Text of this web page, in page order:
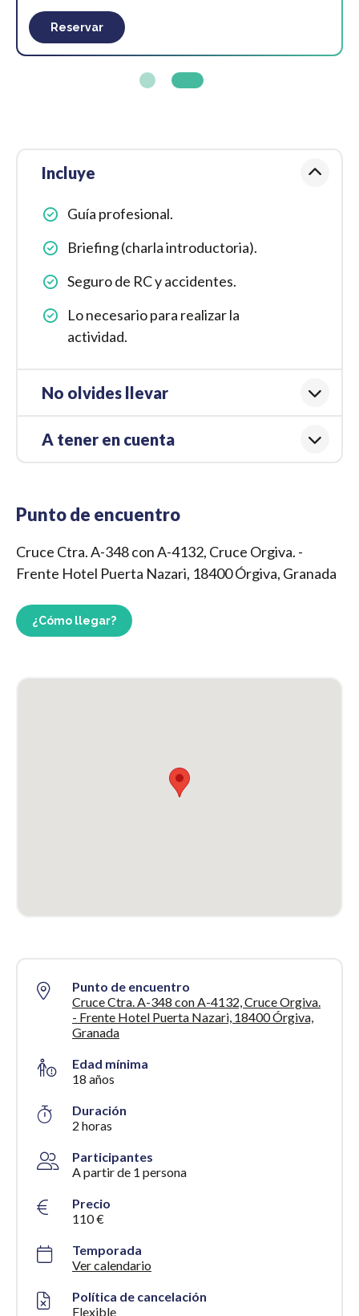
Reservar
Incluye
Guía profesional.
Briefing (charla introductoria).
Seguro de RC y accidentes.
Lo necesario para realizar la
actividad.
No olvides llevar
A tener en cuenta
Punto de encuentro
Cruce Ctra. A-348 con A-4132, Cruce Orgiva. -
Frente Hotel Puerta Nazari, 18400 Órgiva, Granada
¿Cómo llegar?
Punto de encuentro
Cruce Ctra. A-348 con A-4132, Cruce Orgiva.
- Frente Hotel Puerta Nazari, 18400 Órgiva,
Granada
Edad mínima
18 años
Duración
2 horas
Participantes
A partir de 1 persona
Precio
110 €
Temporada
Ver calendario
Política de cancelación
Flexible